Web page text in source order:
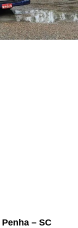
Penha – SC